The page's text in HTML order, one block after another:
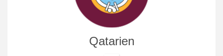
Qatarien